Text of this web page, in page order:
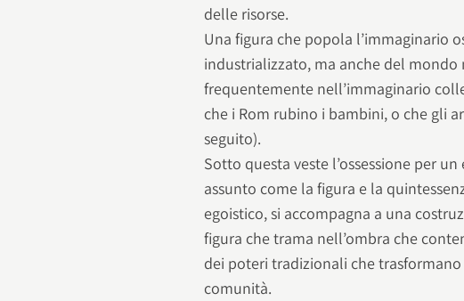
delle risorse.
Una figura che popola l’immaginario
industrializzato, ma anche del
frequentemente nell’immaginario
che i Rom rubino i bambini, o che gli
seguito).
Sotto questa veste l’ossessione per
assunto come la figura e la
egoistico, si accompagna a una
figura che trama nell’ombra che
dei poteri tradizionali che
comunità.